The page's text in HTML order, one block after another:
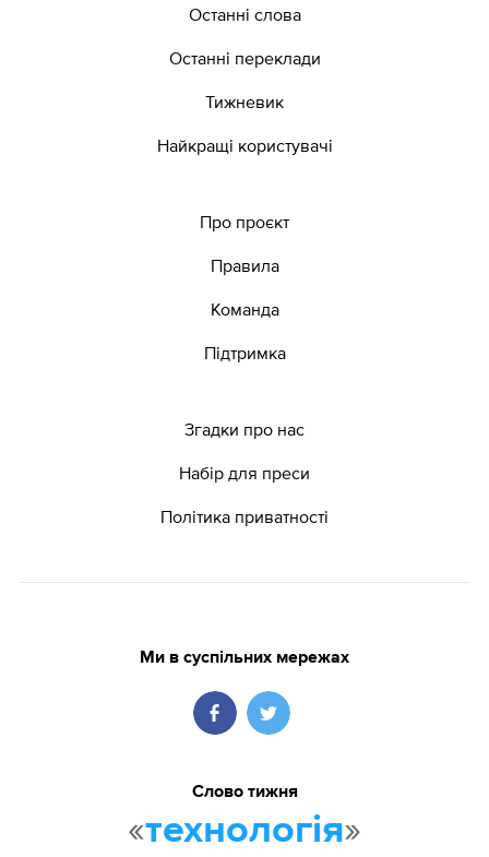
Останні слова
Останні переклади
Тижневик
Найкращі користувачі
Про проєкт
Правила
Команда
Підтримка
Згадки про нас
Набір для преси
Політика приватності
Ми в суспільних мережах
Слово тижня
«технологія»